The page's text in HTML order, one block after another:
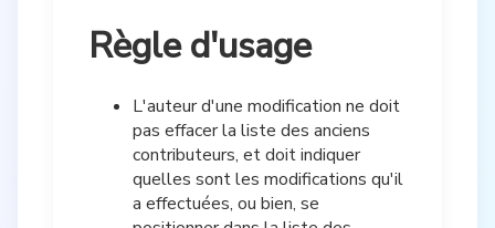
Règle d'usage
L'auteur d'une modification ne doit
pas effacer la liste des anciens
contributeurs, et doit indiquer
quelles sont les modifications qu'il
a effectuées, ou bien, se